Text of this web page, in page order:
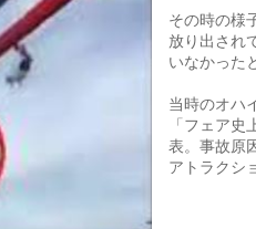
その時の様
放り出され
いなかった
当時のオハ
「フェア
表。事故原
アトラクシ